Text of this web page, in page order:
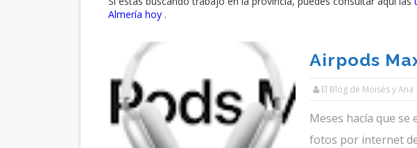
Almería hoy .
Airpods
El Blog de Moisés y Ana
Meses hacía que se
fotos por internet